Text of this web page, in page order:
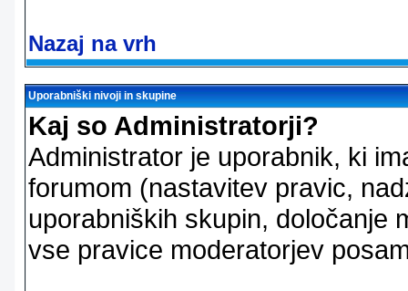
Nazaj na vrh
Uporabniški nivoji in skupine
Kaj so Administratorji?
Administrator je uporabnik, ki
forumom (nastavitev pravic,
uporabniških skupin, določanje
vse pravice moderatorjev